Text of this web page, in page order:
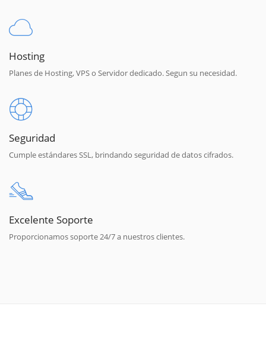
Hosting
Planes de Hosting, VPS o Servidor dedicado. Segun su necesidad.
Seguridad
Cumple estándares SSL, brindando seguridad de datos cifrados.
Excelente Soporte
Proporcionamos soporte 24/7 a nuestros clientes.